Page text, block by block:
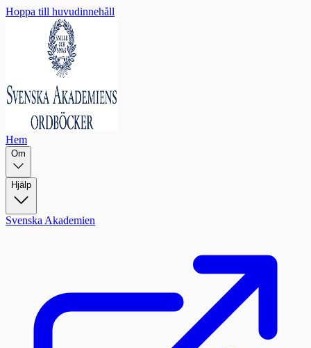
Hoppa till huvudinnehåll
Hem
Om
Hjälp
Svenska Akademien